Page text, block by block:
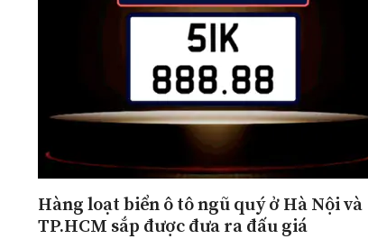
Quan điểm
Xi nhan Trái Phải
Bạn đọc viết
Hàng loạt biển ô tô ngũ quý ở Hà Nội và
TP.HCM sắp được đưa ra đấu giá